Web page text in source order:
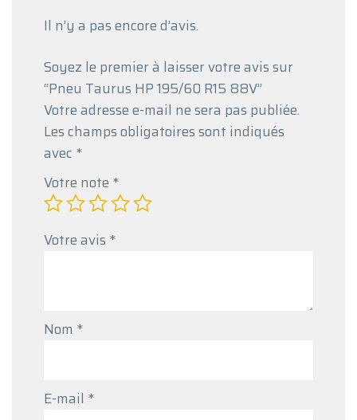
Il n’y a pas encore d’avis.
Soyez le premier à laisser votre avis sur
“Pneu Taurus HP 195/60 R15 88V”
Votre adresse e-mail ne sera pas publiée.
Les champs obligatoires sont indiqués
avec *
Votre note *
Votre avis *
Nom *
E-mail *